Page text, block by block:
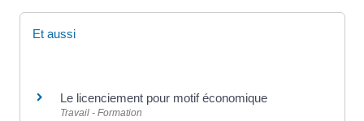
Et aussi
Le licenciement pour motif économique
Travail - Formation